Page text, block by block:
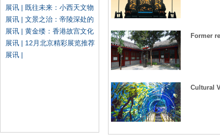
展讯 | 既往未来：小西天文物
展讯 | 文景之治：帝陵深处的
展讯 | 黄金缕：香港故宫文化
展讯 | 12月北京精彩展览推荐
展讯 |
Former
Cultural